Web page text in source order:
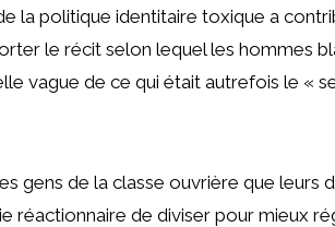
la politique identitaire toxique a
le récit selon lequel les hommes
vague de ce qui était autrefois le «
gens de la classe ouvrière que leurs
réactionnaire de diviser pour mieux